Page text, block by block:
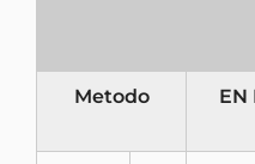
Metodo EN